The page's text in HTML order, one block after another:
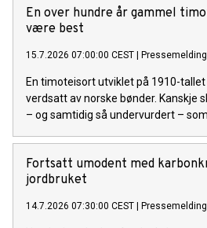
En over hundre år gammel
være best
15.7.2026 07:00:00 CEST Pressemelding
En timoteisort utviklet på 1910-
verdsatt av norske bønder. Kanskje
– og samtidig så undervurdert –
Fortsatt umodent med
jordbruket
14.7.2026 07:30:00 CEST Pressemelding